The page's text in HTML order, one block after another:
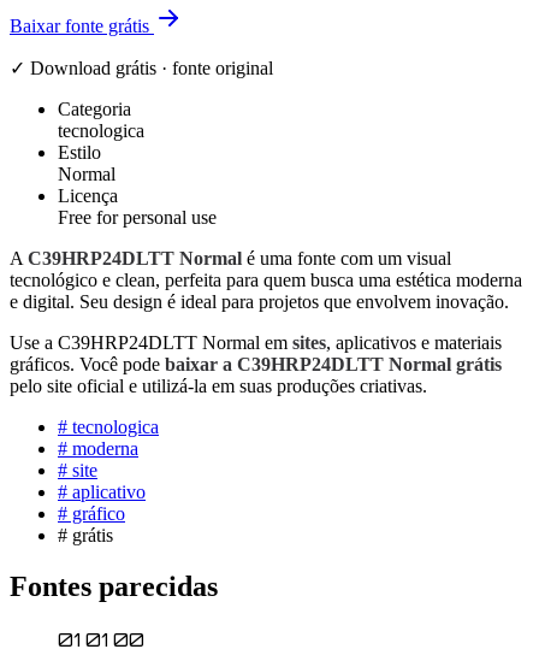
Baixar fonte grátis
✓ Download grátis · fonte original
Categoria
tecnologica
Estilo
Normal
Licença
Free for personal use
A C39HRP24DLTT Normal é uma fonte com um visual
tecnológico e clean, perfeita para quem busca uma estética moderna
e digital. Seu design é ideal para projetos que envolvem inovação.
Use a C39HRP24DLTT Normal em sites, aplicativos e materiais
gráficos. Você pode baixar a C39HRP24DLTT Normal grátis
pelo site oficial e utilizá-la em suas produções criativas.
# tecnologica
# moderna
# site
# aplicativo
# gráfico
# grátis
Fontes parecidas
01 01 00